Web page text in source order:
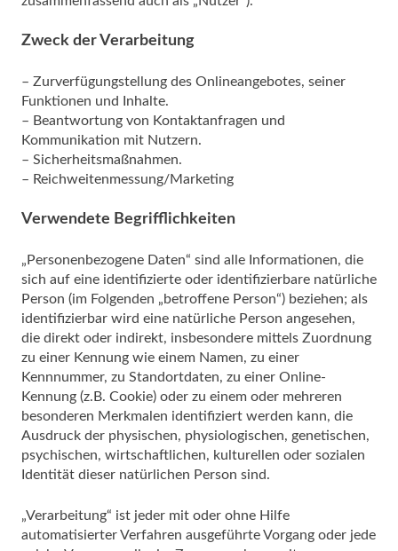
Zweck der Verarbeitung
– Zurverfügungstellung des Onlineangebotes, seiner
Funktionen und Inhalte.
– Beantwortung von Kontaktanfragen und
Kommunikation mit Nutzern.
– Sicherheitsmaßnahmen.
– Reichweitenmessung/Marketing
Verwendete Begrifflichkeiten
„Personenbezogene Daten“ sind alle Informationen, die
sich auf eine identifizierte oder identifizierbare natürliche
Person (im Folgenden „betroffene Person“) beziehen; als
identifizierbar wird eine natürliche Person angesehen,
die direkt oder indirekt, insbesondere mittels Zuordnung
zu einer Kennung wie einem Namen, zu einer
Kennnummer, zu Standortdaten, zu einer Online-
Kennung (z.B. Cookie) oder zu einem oder mehreren
besonderen Merkmalen identifiziert werden kann, die
Ausdruck der physischen, physiologischen, genetischen,
psychischen, wirtschaftlichen, kulturellen oder sozialen
Identität dieser natürlichen Person sind.
„Verarbeitung“ ist jeder mit oder ohne Hilfe
automatisierter Verfahren ausgeführte Vorgang oder jede